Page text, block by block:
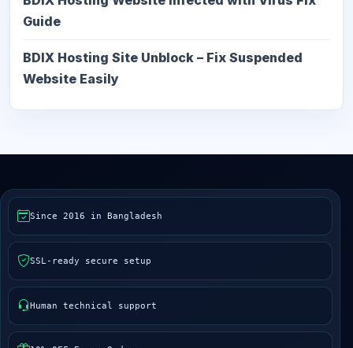
Guide
BDIX Hosting Site Unblock – Fix Suspended
Website Easily
Since 2016 in Bangladesh
SSL-ready secure setup
Human technical support